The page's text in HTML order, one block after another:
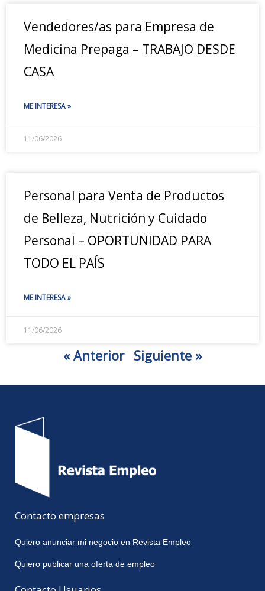
Vendedores/as para Empresa de
Medicina Prepaga – TRABAJO DESDE
CASA
ME INTERESA »
11/06/2026
Personal para Venta de Productos
de Belleza, Nutrición y Cuidado
Personal – OPORTUNIDAD PARA
TODO EL PAÍS
ME INTERESA »
11/06/2026
« Anterior Siguiente »
Contacto empresas
Quiero anunciar mi negocio en Revista Empleo
Quiero publicar una oferta de empleo